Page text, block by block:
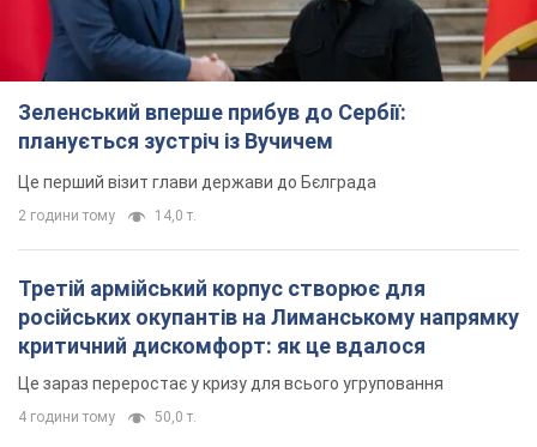
Зеленський вперше прибув до Сербії:
планується зустріч із Вучичем
Це перший візит глави держави до Бєлграда
2 години тому 14,0 т.
Третій армійський корпус створює для
російських окупантів на Лиманському напрямку
критичний дискомфорт: як це вдалося
Це зараз переростає у кризу для всього угруповання
4 години тому 50,0 т.